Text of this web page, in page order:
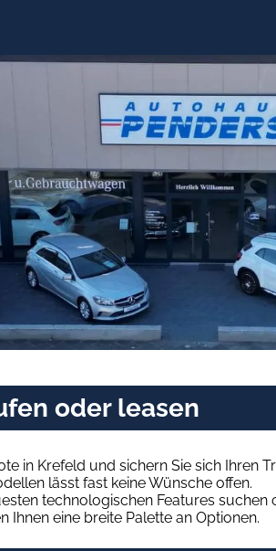
oder leasen
in Krefeld und sichern Sie sich Ihren
lässt fast keine Wünsche offen.
technologischen Features
Ihnen eine breite Palette an Optionen.